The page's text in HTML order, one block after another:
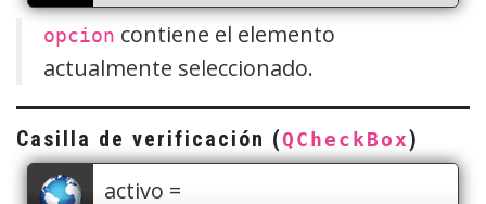
opcion contiene el elemento
actualmente seleccionado.
Casilla de verificación (QCheckBox)
activo =